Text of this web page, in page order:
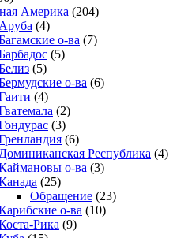
Америка (204)
Аруба (4)
о-ва (7)
(5)
(5)
о-ва (6)
(4)
(2)
(3)
(6)
Доминиканская Республика (4)
о-ва (3)
(25)
Обращение (23)
о-ва (10)
Рика (9)